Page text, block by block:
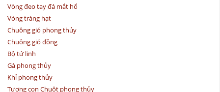
Vòng đeo tay đá mắt hổ
Vòng tràng hạt
Chuông gió phong thủy
Chuông gió đồng
Bộ tứ linh
Gà phong thủy
Khỉ phong thủy
Tượng con Chuột phong thủy